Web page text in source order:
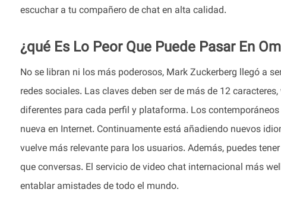
escuchar a tu compañero de chat en alta calidad.
¿qué Es Lo Peor Que Puede Pasar En
No se libran ni los más poderosos, Mark Zuckerberg llegó a
redes sociales. Las claves deben ser de más de 12
diferentes para cada perfil y plataforma. Los
nueva en Internet. Continuamente está añadiendo nuevos
vuelve más relevante para los usuarios. Además, puedes
que conversas. El servicio de video chat internacional más
entablar amistades de todo el mundo.